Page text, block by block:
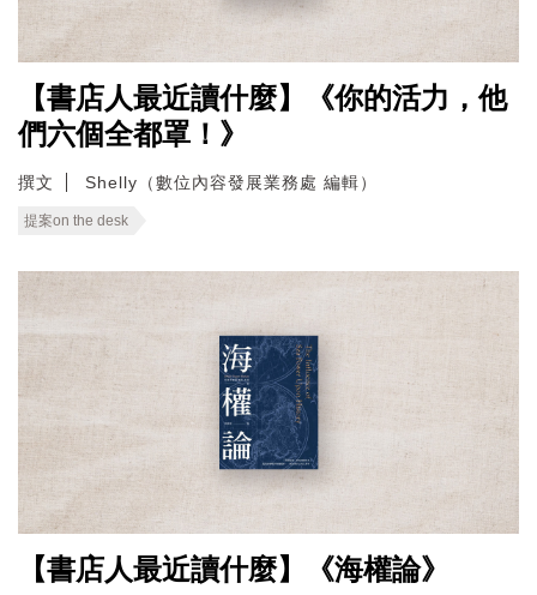
【書店人最近讀什麼】《你的活力，他
們六個全都罩！》
撰文 Shelly（數位內容發展業務處 編輯）
提案on the desk
【書店人最近讀什麼】《海權論》